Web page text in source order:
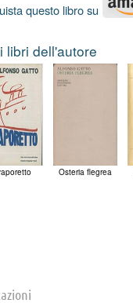
questo libro su
libri dell'autore
Osteria flegrea